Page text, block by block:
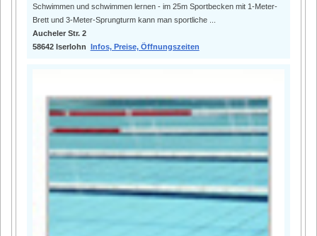
Schwimmen und schwimmen lernen - im 25m Sportbecken mit 1-Meter-
Brett und 3-Meter-Sprungturm kann man sportliche ...
Aucheler Str. 2
58642 Iserlohn Infos, Preise, Öffnungszeiten